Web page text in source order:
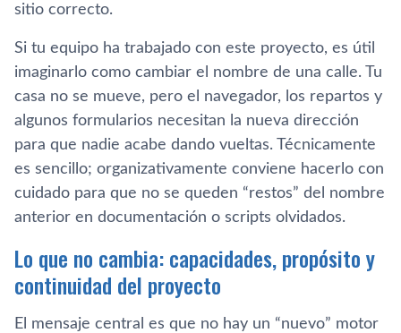
sitio correcto.
Si tu equipo ha trabajado con este proyecto, es útil
imaginarlo como cambiar el nombre de una calle. Tu
casa no se mueve, pero el navegador, los repartos y
algunos formularios necesitan la nueva dirección
para que nadie acabe dando vueltas. Técnicamente
es sencillo; organizativamente conviene hacerlo con
cuidado para que no se queden “restos” del nombre
anterior en documentación o scripts olvidados.
Lo que no cambia: capacidades, propósito y
continuidad del proyecto
El mensaje central es que no hay un “nuevo” motor